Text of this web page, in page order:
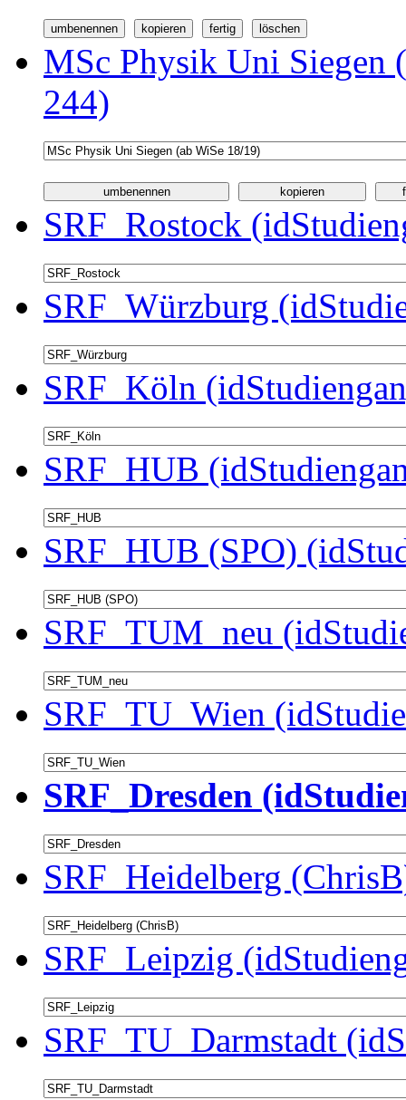
MSc Physik Uni Siegen
244)
SRF_Rostock
SRF_Würzburg
SRF_Köln
SRF_HUB
SRF_HUB (SPO)
SRF_TUM_neu
SRF_TU_Wien
SRF_Dresden
SRF_Heidelberg
SRF_Leipzig
SRF_TU_Darmstadt